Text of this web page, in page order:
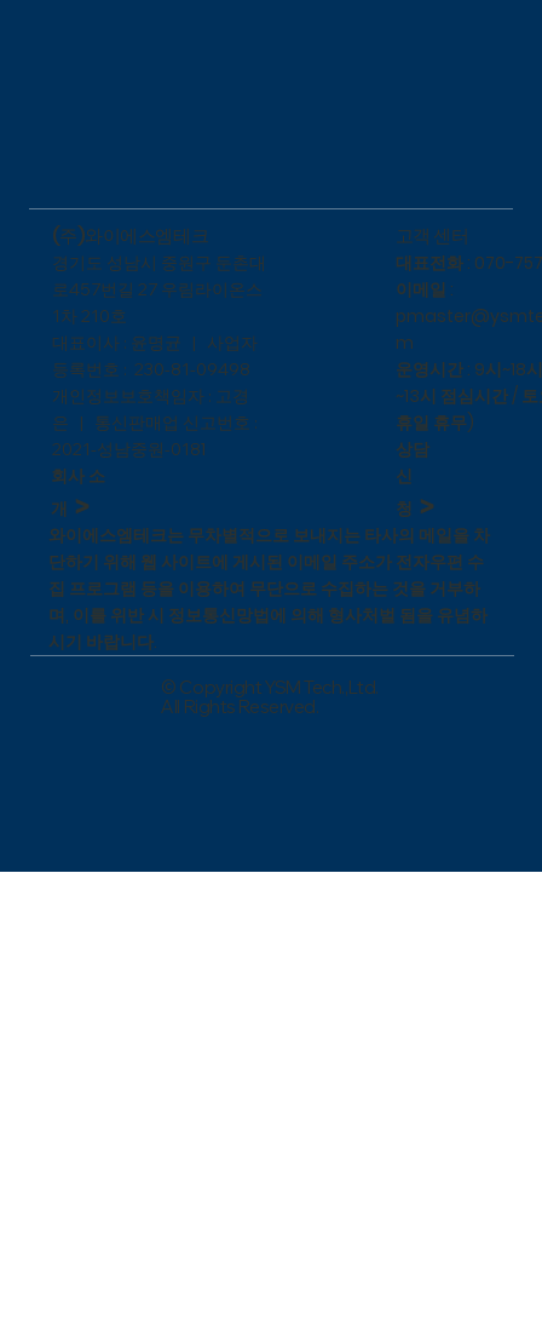
와이에스엠테크는 무차별적으로 보내지는 타사의 메일을 차
단하기 위해 웹 사이트에 게시된 이메일 주소가 전자우편 수
집 프로그램 등을 이용하여 무단으로 수집하는 것을 거부하
며, 이를 위반 시 정보통신망법에 의해 형사처벌 됨을 유념하
시기 바랍니다.
(주)와이에스엠테크
​경기도 성남시 중원구 둔촌대
로457번길 27 우림라이온스
1차 210호
대표이사 : 윤명균 | 사업자
등록번호 : 230-81-09498
개인정보보호책임자 : 고경
은 | 통신판매업 신고번호 :
2021-성남중원-0181
회사 소
개 >
​고객 센터
대표전화 : 070-
이메일 :
m
운영시간 : 9시~18
~13시 점심시간 /
휴일 휴무)
상담
신
청 >
© Copyright YSM Tech.,Ltd.
All Rights Reserved.